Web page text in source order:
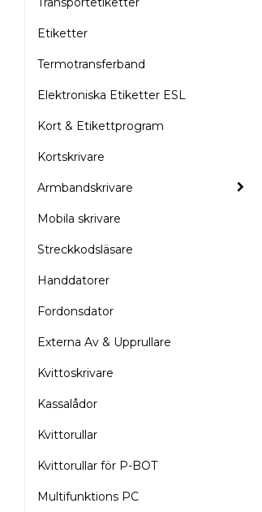
SLP650SE
Etiketter
Termotransferband
Elektroniska Etiketter ESL
Kort & Etikettprogram
Kortskrivare
Armbandskrivare
Mobila skrivare
Streckkodsläsare
Handdatorer
Fordonsdator
Externa Av & Upprullare
Kvittoskrivare
Kassalådor
Kvittorullar
Kvittorullar för P-BOT
Multifunktions PC